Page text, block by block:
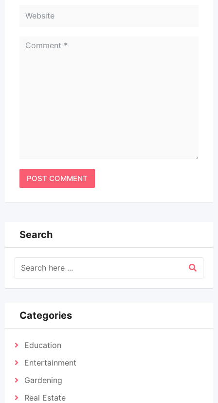
Search
Categories
Education
Entertainment
Gardening
Real Estate